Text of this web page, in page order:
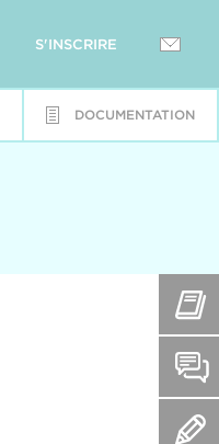
S'INSCRIRE
DOCUMENTATION